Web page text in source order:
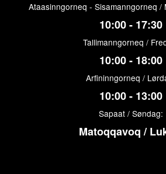
Ataasinngorneq - Sisamanngorneq /
10:00 - 17:30
Tallimanngorneq /
10:00 - 18:00
Arfininngorneq /
10:00 - 13:00
Sapaat / Søndag:
Matoqqavoq /